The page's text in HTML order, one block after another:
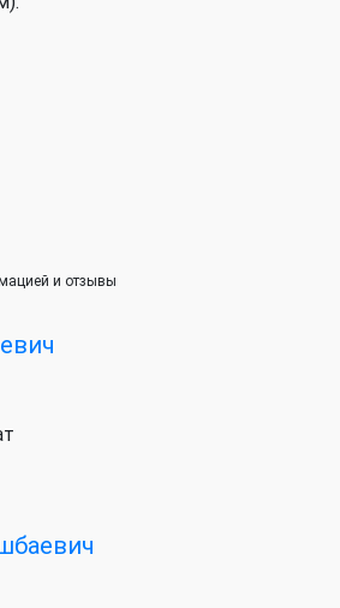
и отзывы